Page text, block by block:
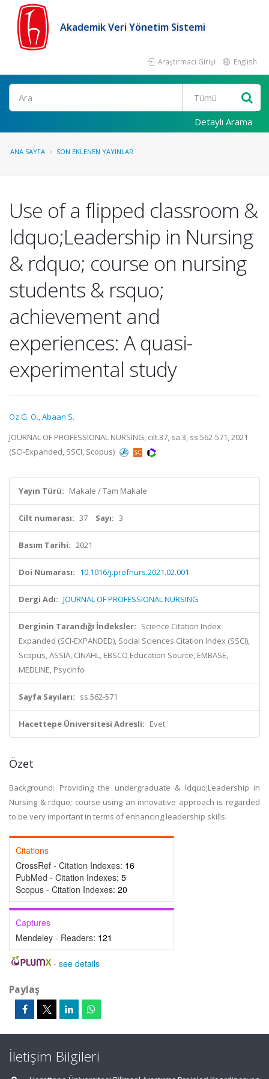
Akademik Veri Yönetim Sistemi
Araştırmacı Girişi English
Ara
Detaylı Arama
ANA SAYFA SON EKLENEN YAYINLAR
Use of a flipped classroom &
ldquo;Leadership in Nursing
& rdquo; course on nursing
students & rsquo;
achievement and
experiences: A quasi-
experimental study
Oz G. O.,Abaan S.
JOURNAL OF PROFESSIONAL NURSING, cilt.37, sa.3, ss.562-571, 2021
(SCI-Expanded, SSCI, Scopus)
Yayın Türü: Makale / Tam Makale
Cilt numarası: 37 Sayı: 3
Basım Tarihi: 2021
Doi Numarası: 10.1016/j.profnurs.2021.02.001
Dergi Adı: JOURNAL OF PROFESSIONAL NURSING
Derginin Tarandığı İndeksler: Science Citation Index
Expanded (SCI-EXPANDED), Social Sciences Citation Index (SSCI),
Scopus, ASSIA, CINAHL, EBSCO Education Source, EMBASE,
MEDLINE, Psycinfo
Sayfa Sayıları: ss.562-571
Hacettepe Üniversitesi Adresli: Evet
Özet
Background: Providing the undergraduate & ldquo;Leadership in
Nursing & rdquo; course using an innovative approach is regarded
to be very important in terms of enhancing leadership skills.
Citations
CrossRef - Citation Indexes: 16
PubMed - Citation Indexes: 5
Scopus - Citation Indexes: 20
Captures
Mendeley - Readers: 121
- see details
Paylaş
İletişim Bilgileri